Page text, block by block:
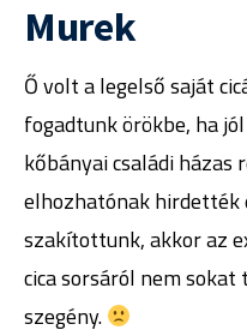
Murek
Ő volt a legelső saját
fogadtunk örökbe, ha
kőbányai családi
elhozhatónak hirdették
szakítottunk, akkor az
cica sorsáról nem
szegény.